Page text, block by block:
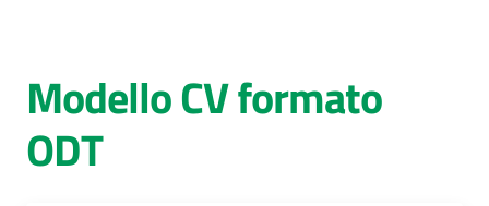
Servizi
Luoghi di
cura
Modello CV formato
ODT